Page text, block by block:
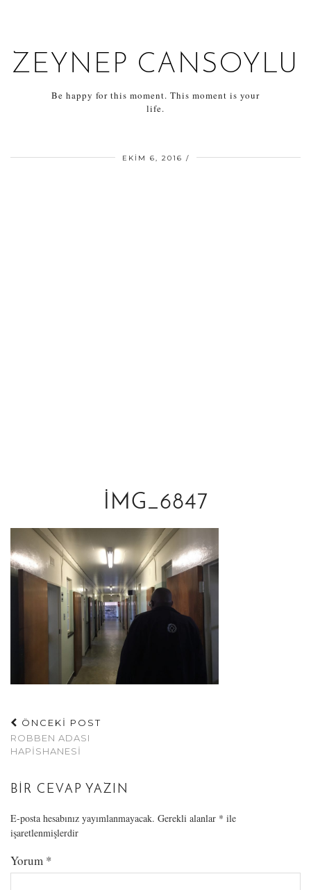
ZEYNEP CANSOYLU
Be happy for this moment. This moment is your
life.
EKIM 6, 2016
IMG_6847
ÖNCEKİ POST
ROBBEN ADASI
HAPISHANESI
BIR CEVAP YAZIN
E-posta hesabınız yayımlanmayacak. Gerekli alanlar * ile
işaretlenmişlerdir
Yorum *